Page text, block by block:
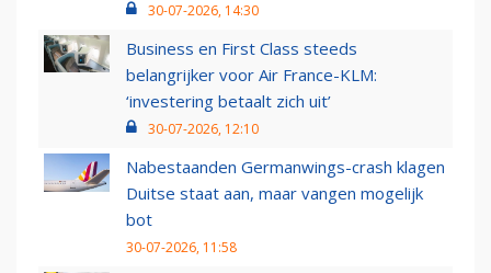
30-07-2026, 14:30
Business en First Class steeds
belangrijker voor Air France-KLM:
‘investering betaalt zich uit’
30-07-2026, 12:10
Nabestaanden Germanwings-crash klagen
Duitse staat aan, maar vangen mogelijk
bot
30-07-2026, 11:58